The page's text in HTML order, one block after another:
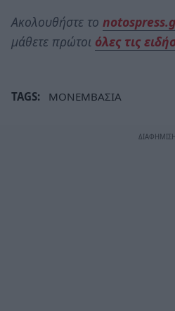
Ακολουθήστε το
μάθετε πρώτοι όλες τις
TAGS: ΜΟΝΕΜΒΑΣΙΑ